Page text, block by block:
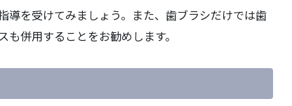
を受けてみましょう。また、歯ブラシだけでは歯
併用することをお勧めします。